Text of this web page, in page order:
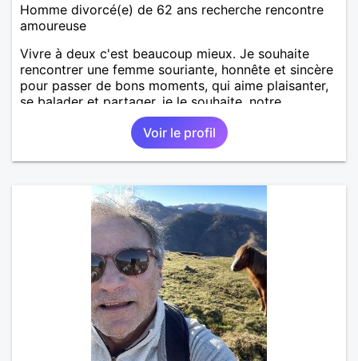
Homme divorcé(e) de 62 ans recherche rencontre
amoureuse
Vivre à deux c'est beaucoup mieux. Je souhaite
rencontrer une femme souriante, honnête et sincère
pour passer de bons moments, qui aime plaisanter,
se balader et partager, je le souhaite, notre
complicité. J'aime beaucoup les chantiers de
randonnée pour se défouler, se relaxer, se détendre
et finalement prendre du bon temps. C'est difficile
de tout dire en quelques lignes. En revanche, vous
d'informations. A bientôt
Voir le profil